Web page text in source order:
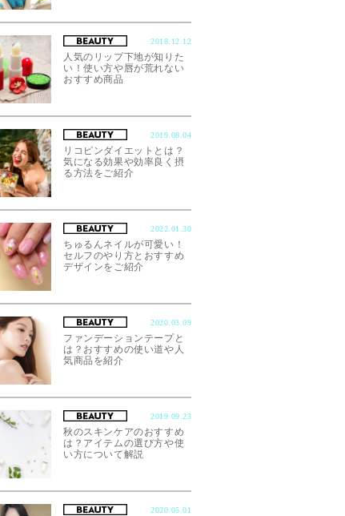
2018.12.12
人気のリップ下地が知りた
い！使い方や唇が荒れない
おすすめ商品
2019.08.04
リコピンダイエットとは？
気になる効果や効率良く摂
る方法をご紹介
2022.01.30
ちゅるんネイルが可愛い！
セルフのやり方とおすすめ
デザインをご紹介
2020.03.09
ファンデーションテープと
は？おすすめの使い道や人
気商品を紹介
2019.09.23
秋のスキンケアのおすすめ
は？アイテムの選び方や使
い方について解説
2020.05.01